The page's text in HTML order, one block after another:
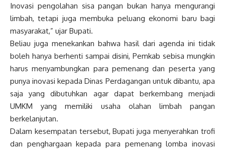
Inovasi pengolahan sisa pangan bukan hanya mengurangi
limbah, tetapi juga membuka peluang ekonomi baru bagi
masyarakat,” ujar Bupati.
Beliau juga menekankan bahwa hasil dari agenda ini tidak
boleh hanya berhenti sampai disini, Pemkab sebisa mungkin
harus menyambungkan para pemenang dan peserta yang
punya inovasi kepada Dinas Perdagangan untuk dibantu, apa
saja yang dibutuhkan agar dapat berkembang menjadi
UMKM yang memiliki usaha olahan limbah pangan
berkelanjutan.
Dalam kesempatan tersebut, Bupati juga menyerahkan trofi
dan penghargaan kepada para pemenang lomba inovasi